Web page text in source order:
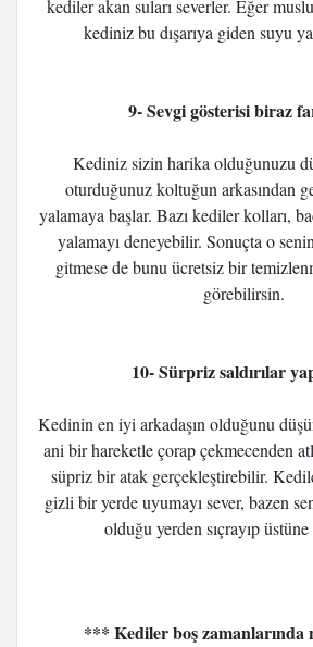
kediler akan suları severler. Eğer
kediniz bu dışarıya giden suyu
9- Sevgi gösterisi biraz
Kediniz sizin harika olduğunuzu
oturduğunuz koltuğun arkasından
yalamaya başlar. Bazı kediler kolları,
yalamayı deneyebilir. Sonuçta o
gitmese de bunu ücretsiz bir
görebilirsin.
10- Sürpriz saldırılar
Kedinin en iyi arkadaşın olduğunu
ani bir hareketle çorap çekmecenden
süpriz bir atak gerçekleştirebilir.
gizli bir yerde uyumayı sever, bazen
olduğu yerden sıçrayıp
*** Kediler boş zamanlarında